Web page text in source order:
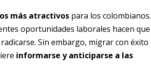
más atractivos para los colombianos.
oportunidades laborales hacen que
Sin embargo, migrar con éxito
informarse y anticiparse a las